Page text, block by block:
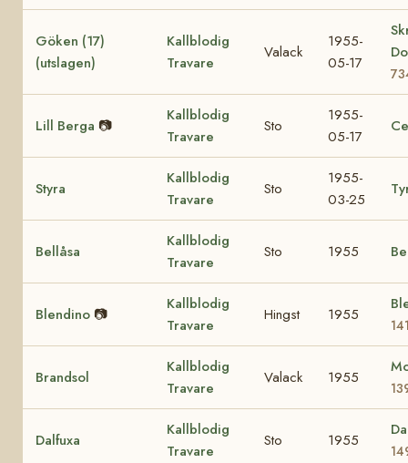
Göken (17)
(utslagen)
Kallblodig
Travare
Valack
1955-
05-17
Lill Berga 📷
Kallblodig
Travare
Sto
1955-
05-17
Styra
Kallblodig
Travare
Sto
1955-
03-25
Bellåsa
Kallblodig
Travare
Sto 1955
Blendino 📷
Kallblodig
Travare
Hingst 1955
Brandsol
Kallblodig
Travare
Valack 1955
Dalfuxa
Kallblodig
Travare
Sto 1955